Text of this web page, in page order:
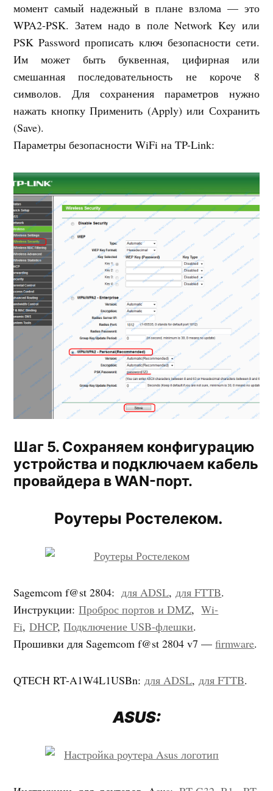
момент самый надежный в плане взлома — это
WPA2-PSK. Затем надо в поле Network Key или
PSK Password прописать ключ безопасности сети.
Им может быть буквенная, цифирная или
смешанная последовательность не короче 8
символов. Для сохранения параметров нужно
нажать кнопку Применить (Apply) или Сохранить
(Save).
Параметры безопасности WiFi на TP-Link:
Шаг 5. Сохраняем конфигурацию
устройства и подключаем кабель
провайдера в WAN-порт.
Роутеры Ростелеком.
Sagemcom f@st 2804: для ADSL, для FTTB.
Инструкции:Проброс портов и DMZ,Wi-
Fi,DHCP,Подключение USB-флешки.
Прошивки для Sagemcom f@st 2804 v7 —firmware.
QTECH RT-A1W4L1USBn: для ADSL, для FTTB.
ASUS: